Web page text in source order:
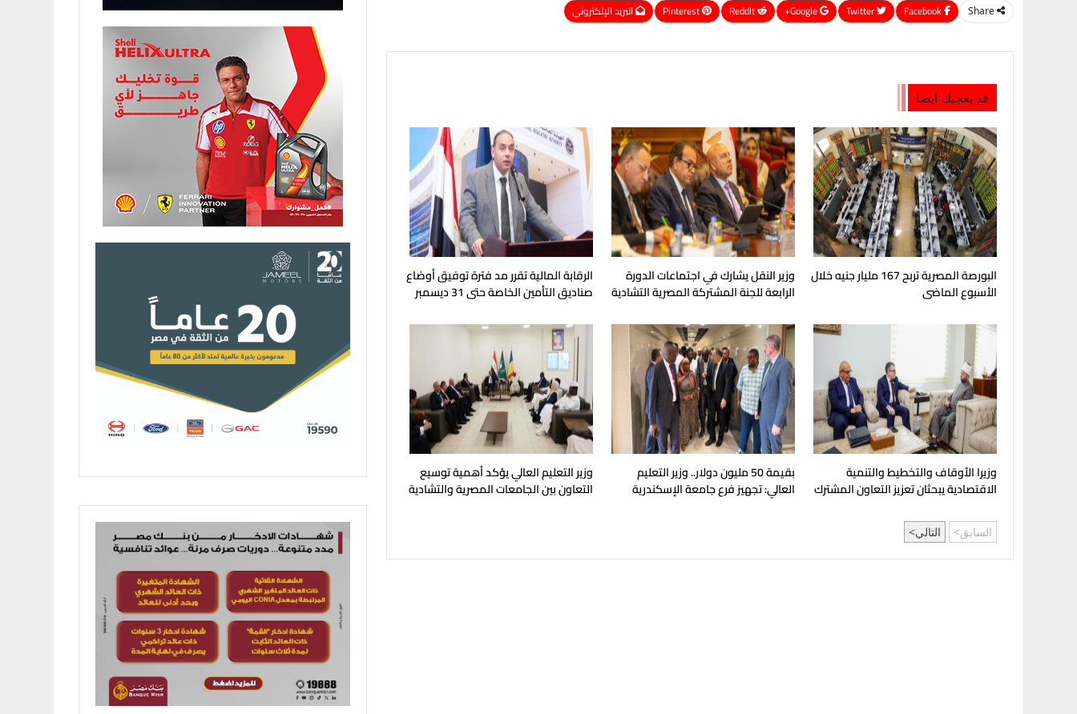
Share
Google+
ReddIt
Pinterest البريد الإلكتروني
قد يعجبك ايضا
البورصة المصرية تربح 167 مليار جنيه خلال
الأسبوع الماضى
وزير النقل يشارك في اجتماعات الدورة
الرابعة للجنة المشتركة المصرية التشادية
الرقابة المالية تقرر مد فترة توفيق أوضاع
صناديق التأمين الخاصة حتى 31 ديسمبر
وزيرا الأوقاف والتخطيط والتنمية
الاقتصادية يبحثان تعزيز التعاون المشترك
بقيمة 50 مليون دولار.. وزير التعليم
العالي: تجهيز فرع جامعة الإسكندرية
وزير التعليم العالي يؤكد أهمية توسيع
التعاون بين الجامعات المصرية والتشادية
السابق التالي